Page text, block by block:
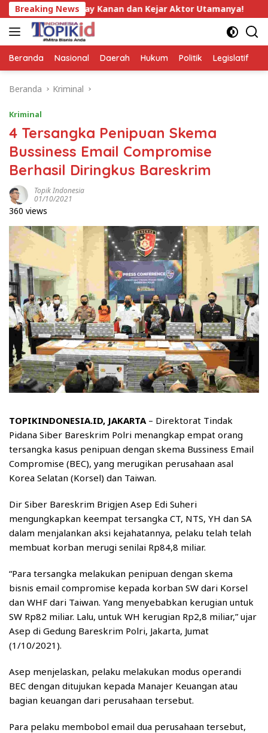
Langsung
ke
konten
Breaking News
dan Kejar Aktor Utamanya! Wahrul Fauzi Silalahi
Beranda Nasional Daerah Hukum Politik Legislatif
Beranda Kriminal
Kriminal
4 Tersangka Penipuan Skema
Bussiness Email Compromise
Berhasil Diringkus Bareskrim
Topik Indonesia
01/10/2021
360 views
TOPIKINDONESIA.ID, JAKARTA – Direktorat Tindak
Pidana Siber Bareskrim Polri menangkap empat orang
tersangka kasus penipuan dengan skema Bussiness Email
Compromise (BEC), yang merugikan perusahaan asal
Korea Selatan (Korsel) dan Taiwan.
Dir Siber Bareskrim Brigjen Asep Edi Suheri
mengungkapkan keempat tersangka CT, NTS, YH dan SA
dalam menjalankan aksi kejahatannya, pelaku telah telah
membuat korban merugi senilai Rp84,8 miliar.
“Para tersangka melakukan penipuan dengan skema
bisnis email compromise kepada korban SW dari Korsel
dan WHF dari Taiwan. Yang menyebabkan kerugian untuk
SW Rp82 miliar. Lalu, untuk WH kerugian Rp2,8 miliar,” ujar
Asep di Gedung Bareskrim Polri, Jakarta, Jumat
(1/10/2021).
Asep menjelaskan, pelaku melakukan modus operandi
BEC dengan ditujukan kepada Manajer Keuangan atau
bagian keuangan dari perusahaan tersebut.
Para pelaku membobol email dua perusahaan tersebut,